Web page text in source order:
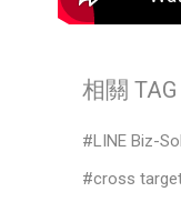
相關 TAG
LINE Biz-
cross